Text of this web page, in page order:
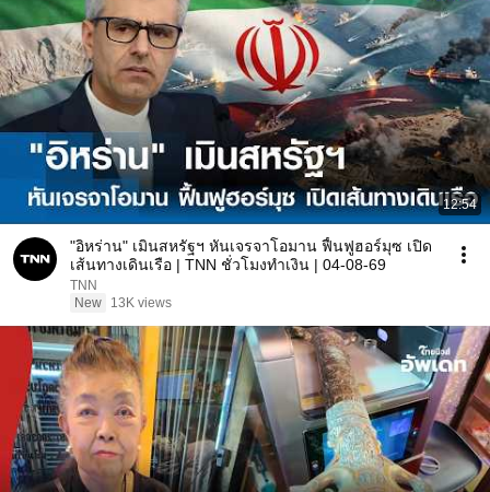
12:54
"อิหร่าน" เมินสหรัฐฯ หันเจรจาโอมาน ฟื้นฟูฮอร์มุซ เปิด
เส้นทางเดินเรือ | TNN ชั่วโมงทำเงิน | 04-08-69
TNN
New
13K views